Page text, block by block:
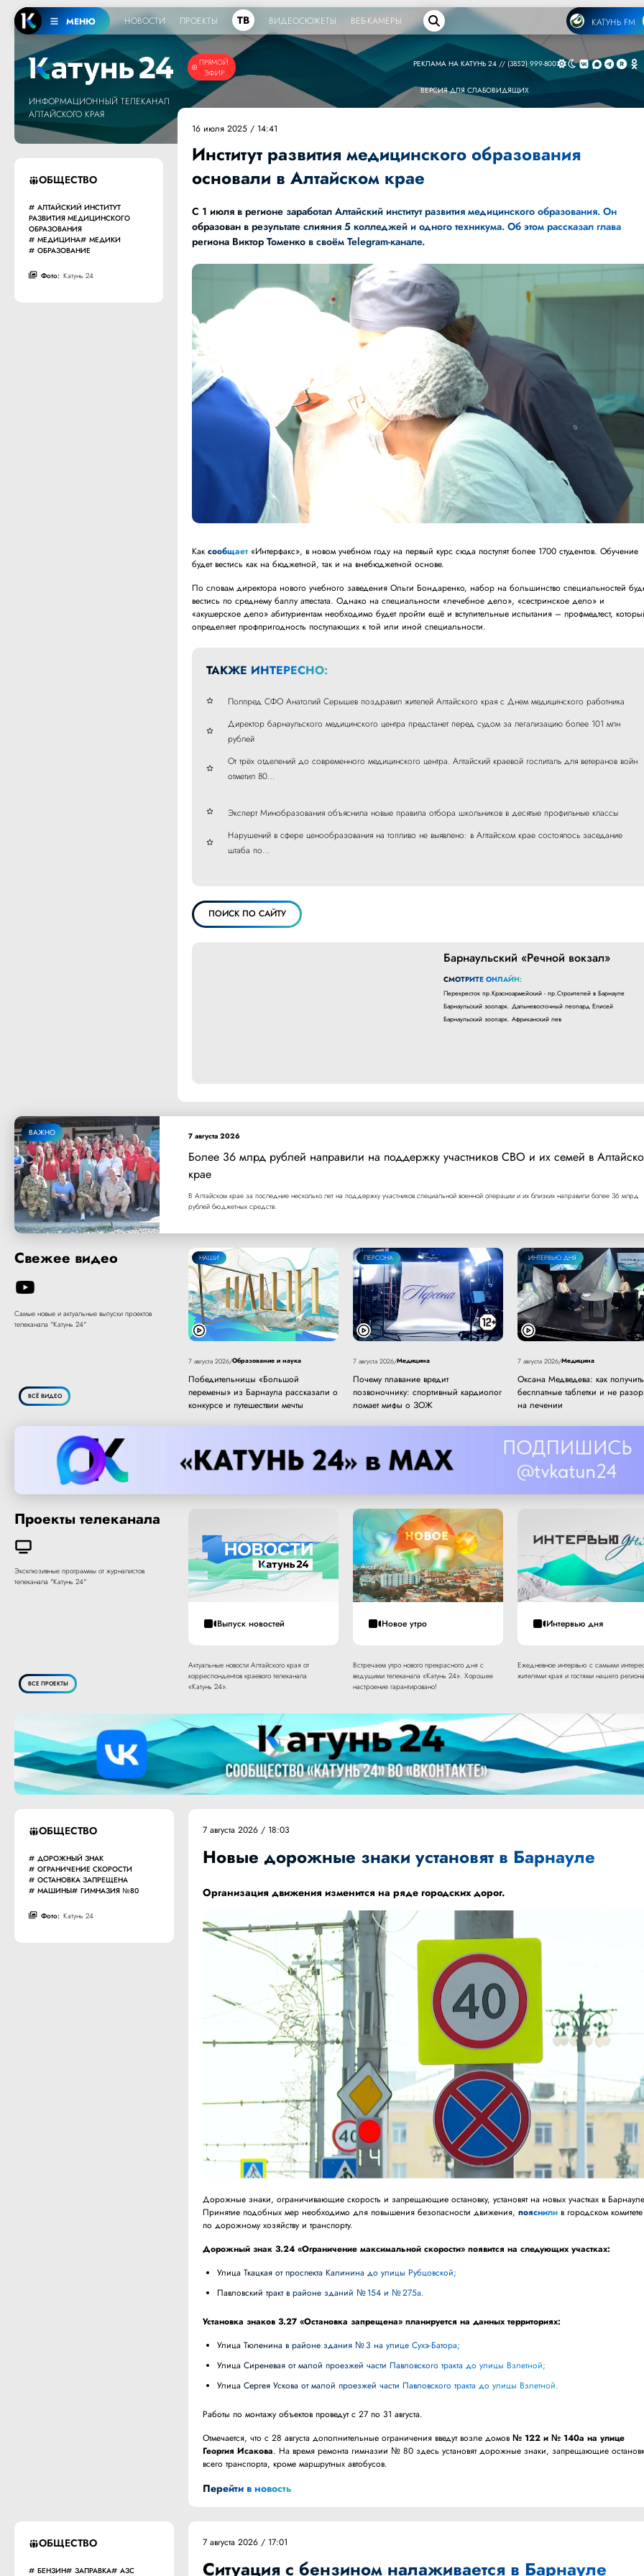
МЕНЮ НОВОСТИ ПРОЕКТЫ ТВ ВИДЕОСЮЖЕТЫ ВЕБ-КАМЕРЫ КАТУНЬ FM
ПРЯМОЙ
ЭФИР
ИНФОРМАЦИОННЫЙ ТЕЛЕКАНАЛ
АЛТАЙСКОГО КРАЯ
РЕКЛАМА НА КАТУНЬ 24 // (3852) 999-800
ВЕРСИЯ ДЛЯ СЛАБОВИДЯЩИХ
ОБЩЕСТВО
АЛТАЙСКИЙ ИНСТИТУТ
РАЗВИТИЯ МЕДИЦИНСКОГО
ОБРАЗОВАНИЯ
МЕДИЦИНА
МЕДИКИ
ОБРАЗОВАНИЕ
Фото: Катунь 24
16 июля 2025 / 14:41
Институт развития медицинского образования
основали в Алтайском крае
С 1 июля в регионе заработал Алтайский институт развития медицинского образования. Он
образован в результате слияния 5 колледжей и одного техникума. Об этомрассказал глава
региона Виктор Томенко в своём Telegram-канале.
Каксообщает «Интерфакс», в новом учебном году на первый курс сюда поступят более 1700 студентов. Обучение
будет вестись как на бюджетной, так и на внебюджетной основе.
По словам директора нового учебного заведения Ольги Бондаренко, набор на большинство специальностей
вестись по среднему баллу аттестата. Однако на специальности «лечебное дело», «сестринское дело» и
«акушерское дело» абитуриентам необходимо будет пройти ещё и вступительные испытания – профмедтест,
определяет профпригодность поступающих к той или иной специальности.
ТАКЖЕ ИНТЕРЕСНО:
Полпред СФО Анатолий Серышев поздравил жителей Алтайского края с Днем медицинского работника
Директор барнаульского медицинского центра предстанет перед судом за легализацию более 101 млн
рублей
От трёх отделений до современного медицинского центра. Алтайский краевой госпиталь для ветеранов войн
отметил 80…
Эксперт Минобразования объяснила новые правила отбора школьников в десятые профильные классы
Нарушений в сфере ценообразования на топливо не выявлено: в Алтайском крае состоялось заседание
штаба по…
ПОИСК ПО САЙТУ
Барнаульский «Речной вокзал»
СМОТРИТЕ ОНЛАЙН:
Перекресток пр.Красноармейский - пр.Строителей в Барнауле
Барнаульский зоопарк. Дальневосточный леопард Елисей
Барнаульский зоопарк. Африканский лев
ВАЖНО 7 августа 2026
Более 36 млрд рублей направили на поддержку участников СВО и их семей в
крае
В Алтайском крае за последние несколько лет на поддержку участников специальной военной операции и их близких направили более 36 млрд
рублей бюджетных средств.
Свежее видео
Самые новые и актуальные выпуски проектов
телеканала "Катунь 24"
ВСЁ ВИДЕО
НАШИ
7 августа 2026/Образование и наука
Победительницы «Большой
перемены» из Барнаула рассказали о
конкурсе и путешествии мечты
ПЕРСОНА
7 августа 2026/Медицина
Почему плавание вредит
позвоночнику: спортивный кардиолог
ломает мифы о ЗОЖ
ИНТЕРВЬЮ ДНЯ
7 августа 2026/Медицина
Оксана Медведева: как получить
бесплатные таблетки и не
на лечении
Проекты телеканала
Эксклюзивные программы от журналистов
телеканала "Катунь 24"
ВСЕ ПРОЕКТЫ
Выпуск новостей
Актуальные новости Алтайского края от
корреспондентов краевого телеканала
«Катунь 24».
Новое утро
Встречаем утро нового прекрасного дня с
ведущими телеканала «Катунь 24». Хорошее
настроение гарантировано!
Интервью дня
Ежедневное интервью с самыми
жителями края и гостями нашего
ОБЩЕСТВО
ДОРОЖНЫЙ ЗНАК
ОГРАНИЧЕНИЕ СКОРОСТИ
ОСТАНОВКА ЗАПРЕЩЕНА
МАШИНЫ
ГИМНАЗИЯ №80
Фото: Катунь 24
7 августа 2026 / 18:03
Новые дорожные знаки установят в Барнауле
Организация движения изменится на ряде городских дорог.
Дорожные знаки, ограничивающие скорость и запрещающие остановку, установят на новых участках в
Принятие подобных мер необходимо для повышения безопасности движения,пояснили в городском комитете
по дорожному хозяйству и транспорту.
Дорожный знак 3.24 «Ограничение максимальной скорости» появится на следующих участках:
улица Ткацкая от проспекта Калинина до улицы Рубцовской;
Павловский тракт в районе зданий № 154 и № 275а.
Установка знаков 3.27 «Остановка запрещена» планируется на данных территориях:
улица Тюленина в районе здания № 3 на улице Сухэ-Батора;
улица Сиреневая от малой проезжей части Павловского тракта до улицы Взлетной;
улица Сергея Ускова от малой проезжей части Павловского тракта до улицы Взлетной.
Работы по монтажу объектов проведут с 27 по 31 августа.
Отмечается, что с 28 августа дополнительные ограничения введут возле домов№ 122 и № 140а на улице
Георгия Исакова. На время ремонта гимназии № 80 здесь установят дорожные знаки, запрещающие
всего транспорта, кроме маршрутных автобусов.
Перейти в новость
ОБЩЕСТВО
БЕНЗИН ЗАПРАВКА АЗС
7 августа 2026 / 17:01
Ситуация с бензином налаживается в Барнауле